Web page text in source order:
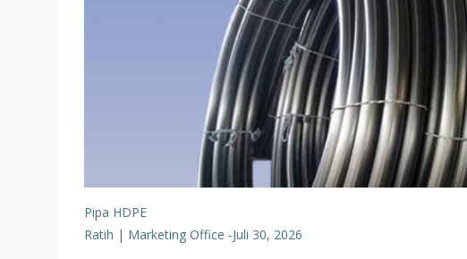
Pipa HDPE
Ratih | Marketing Office -Juli 30, 2026